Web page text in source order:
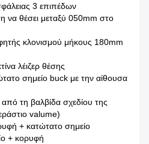
3 επιπέδων
να θέσει μεταξύ 050mm στο
κλονισμού μήκους 180mm
λέιζερ θέσης
σημείο buck με την αίθουσα
τη βαλβίδα σχεδίου της
valume)
+ κατώτατο σημείο
+ κορυφή